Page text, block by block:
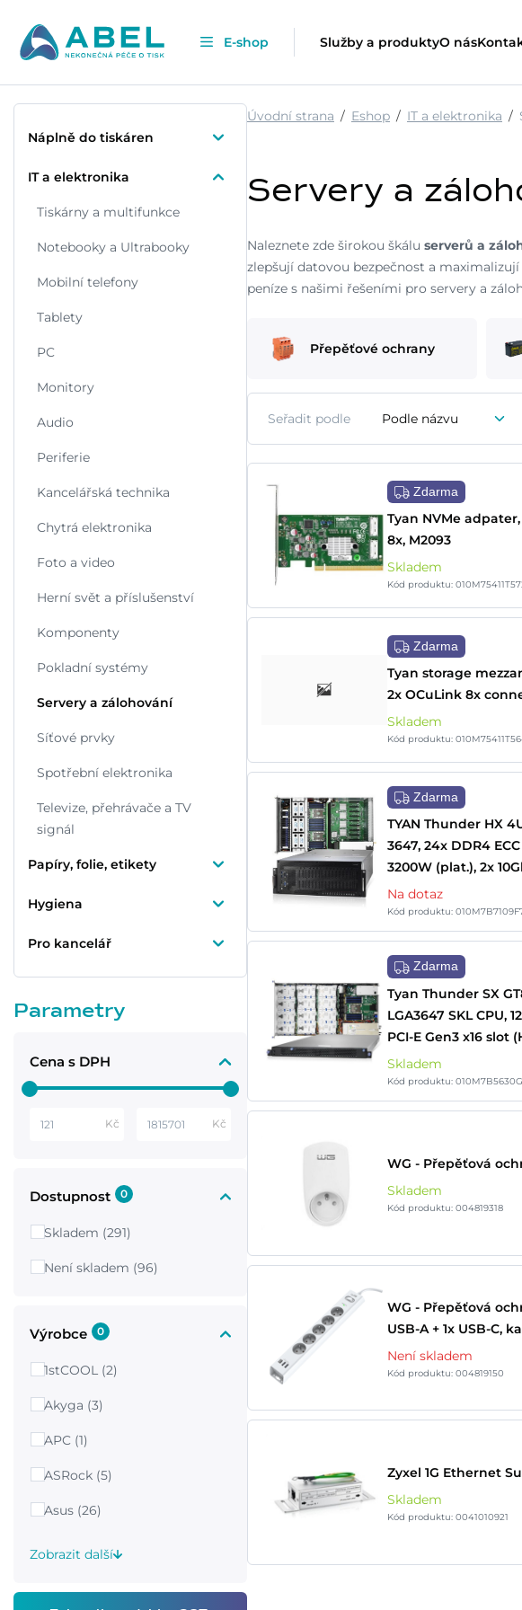
E-shop Služby a produktyO nás
Náplně do tiskáren
IT a elektronika
Tiskárny a multifunkce
Notebooky a Ultrabooky
Mobilní telefony
Tablety
PC
Monitory
Audio
Periferie
Kancelářská technika
Chytrá elektronika
Foto a video
Herní svět a příslušenství
Komponenty
Pokladní systémy
Servery a zálohování
Síťové prvky
Spotřební elektronika
Televize, přehrávače a TV
signál
Papíry, folie, etikety
Hygiena
Pro kancelář
Parametry
Cena s DPH
Kč Kč
Dostupnost 0
Skladem (291)
Není skladem (96)
Výrobce 0
1stCOOL (2)
Akyga (3)
APC (1)
ASRock (5)
Asus (26)
Zobrazit další
Úvodní strana Eshop IT a elektronika
Servery a
Naleznete zde širokou škálu serverů a
zlepšují datovou bezpečnost a
peníze s našimi řešeními pro servery a
Přepěťové ochrany
Seřadit podle Podle názvu
Zdarma
Tyan NVMe
8x, M2093
Skladem
Kód produktu:
Zdarma
Tyan storage
2x OCuLink 8x
Skladem
Kód produktu:
Zdarma
TYAN Thunder HX
3647, 24x DDR4 ECC
3200W (plat.), 2x
Na dotaz
Kód produktu:
Zdarma
Tyan Thunder SX
LGA3647 SKL CPU,
PCI-E Gen3 x16 slot
Skladem
Kód produktu:
WG - Přepěťová
Skladem
Kód produktu: 004819318
WG - Přepěťová
USB-A + 1x USB-C,
Není skladem
Kód produktu: 004819150
Zyxel 1G Ethernet
Skladem
Kód produktu: 0041010921